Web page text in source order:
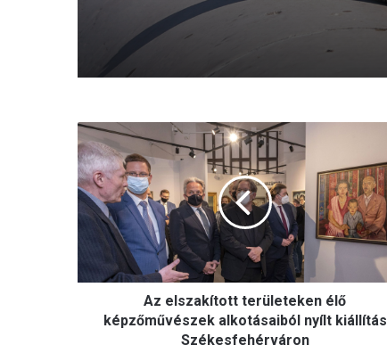
A
z
e
l
s
í
Az elszakított területeken élő
képzőművészek alkotásaiból nyílt kiállítás
Székesfehérváron